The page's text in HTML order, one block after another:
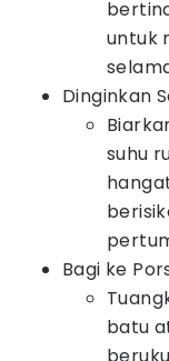
untuk
Dinginkan
suhu
Bagi ke
batu